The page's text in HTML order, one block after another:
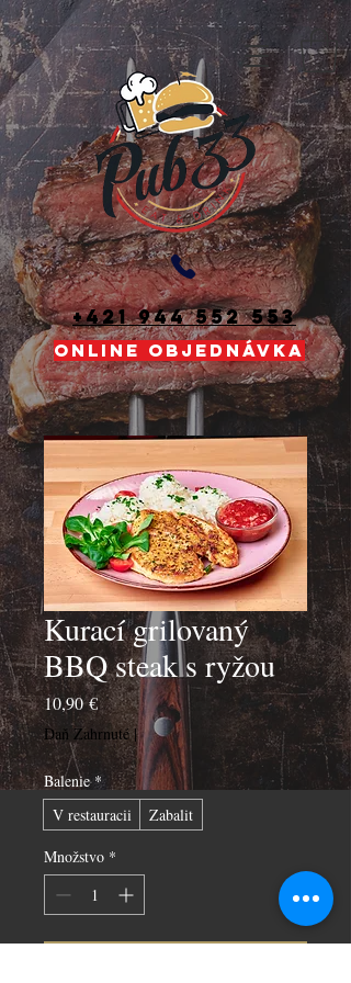
ONLINE OBJEDNÁVKA
+421 944 552 553
Kurací grilovaný
BBQ steak s ryžou
10,90 €Price
Daň Zahrnuté|
Balenie *
V restauracii
Zabalit
Množstvo *